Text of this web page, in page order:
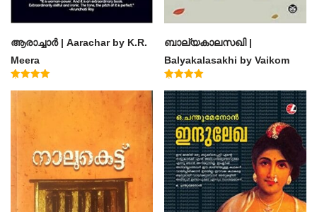
ആരാച്ചാര്‍ | Aarachar by K.R.
Meera
ബാല്യകാലസഖി |
Balyakalasakhi by Vaikom
Muhammad Basheer
4.60
out of 5